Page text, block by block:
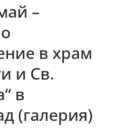
–
в храм
и Св.
в
(галерия)